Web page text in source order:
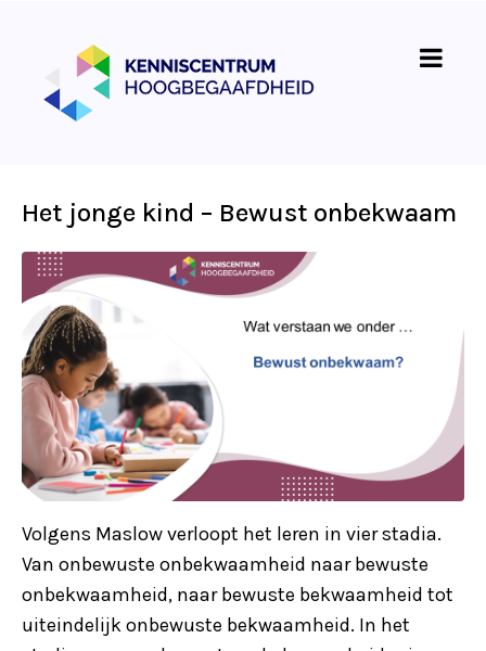
Het jonge kind – Bewust onbekwaam
Volgens Maslow verloopt het leren in vier stadia.
Van onbewuste onbekwaamheid naar bewuste
onbekwaamheid, naar bewuste bekwaamheid tot
uiteindelijk onbewuste bekwaamheid. In het